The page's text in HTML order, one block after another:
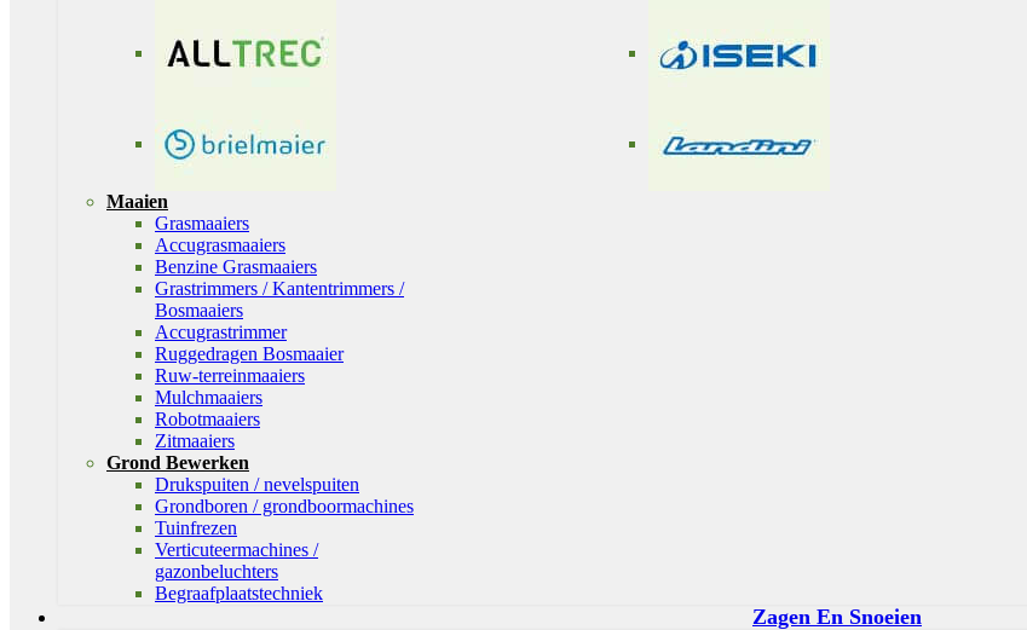
Maaien
Grasmaaiers
Accugrasmaaiers
Benzine Grasmaaiers
Grastrimmers / Kantentrimmers /
Bosmaaiers
Accugrastrimmer
Ruggedragen Bosmaaier
Ruw-terreinmaaiers
Mulchmaaiers
Robotmaaiers
Zitmaaiers
Grond Bewerken
Drukspuiten / nevelspuiten
Grondboren / grondboormachines
Tuinfrezen
Verticuteermachines /
gazonbeluchters
Begraafplaatstechniek
Zagen En Snoeien